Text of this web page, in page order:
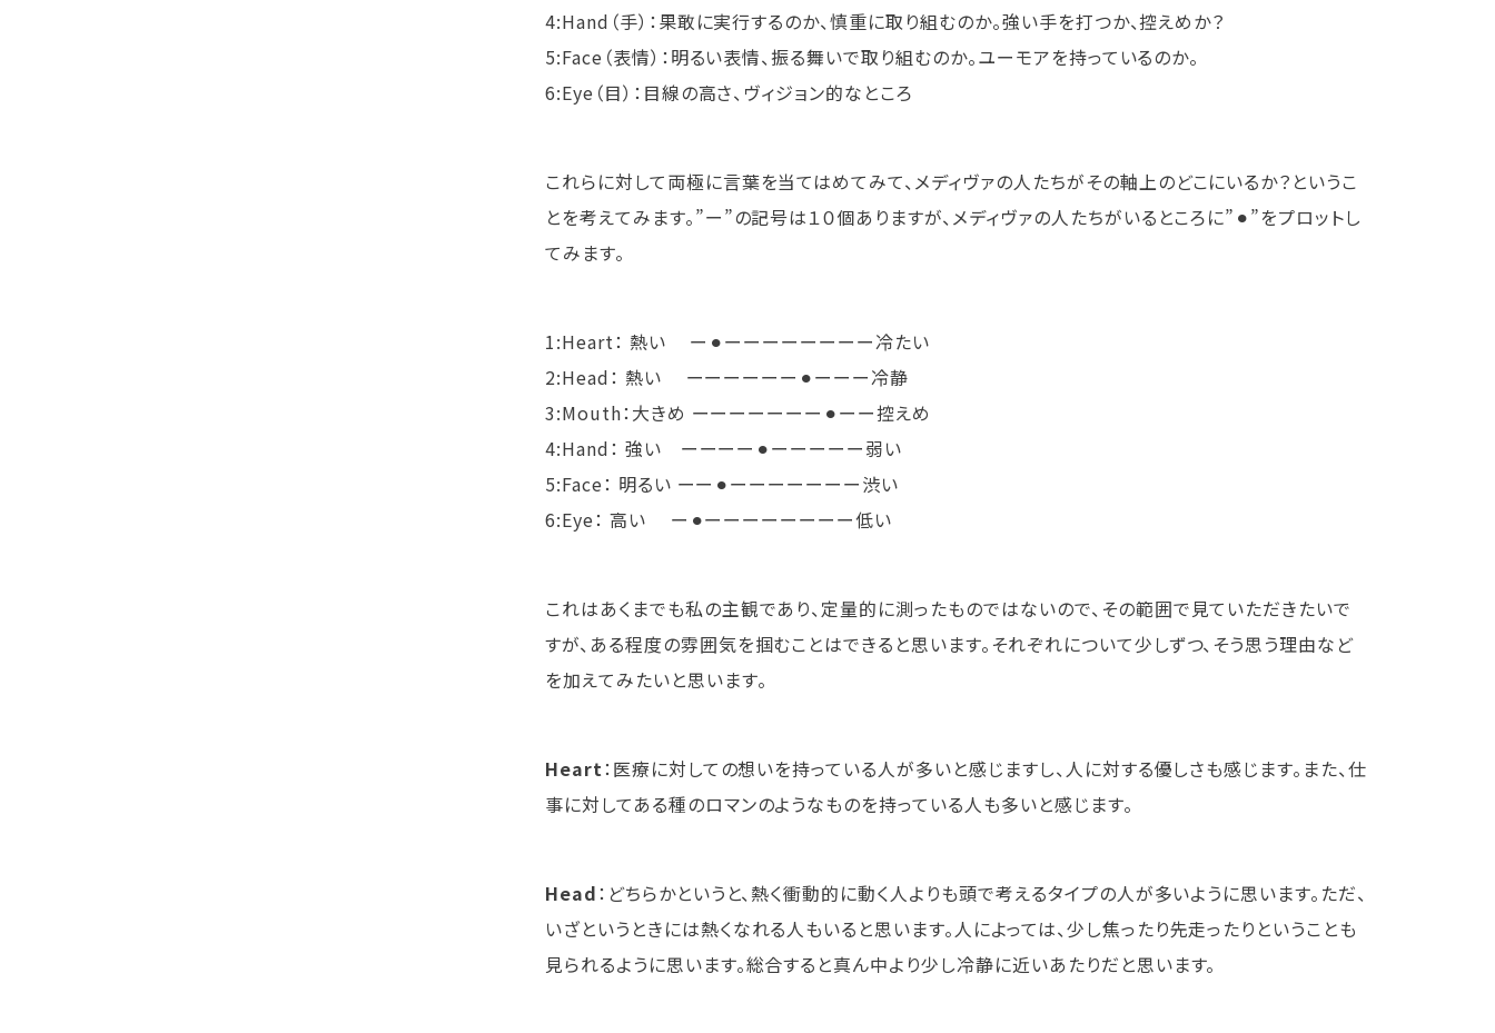
4:Hand（手）：果敢に実行するのか、慎重に取り組むのか。強い手を打つか、控えめか？
5:Face（表情）：明るい表情、振る舞いで取り組むのか。ユーモアを持っているのか。
6:Eye（目）：目線の高さ、ヴィジョン的なところ
これらに対して両極に言葉を当てはめてみて、メディヴァの人たちがその軸上のどこにいるか？というこ
とを考えてみます。”ー”の記号は１０個ありますが、メディヴァの人たちがいるところに”⚫︎”をプロットし
てみます。
1:Heart： 熱い ー⚫︎ーーーーーーーー冷たい
2:Head： 熱い ーーーーーー⚫︎ーーー冷静
3:Mouth：大きめ ーーーーーーー⚫︎ーー控えめ
4:Hand： 強い ーーーー⚫︎ーーーーー弱い
5:Face： 明るい ーー⚫︎ーーーーーーー渋い
6:Eye： 高い ー⚫︎ーーーーーーーー低い
これはあくまでも私の主観であり、定量的に測ったものではないので、その範囲で見ていただきたいで
すが、ある程度の雰囲気を掴むことはできると思います。それぞれについて少しずつ、そう思う理由など
を加えてみたいと思います。
Heart：医療に対しての想いを持っている人が多いと感じますし、人に対する優しさも感じます。また、仕
事に対してある種のロマンのようなものを持っている人も多いと感じます。
Head ：どちらかというと、熱く衝動的に動く人よりも頭で考えるタイプの人が多いように思います。ただ、
いざというときには熱くなれる人もいると思います。人によっては、少し焦ったり先走ったりということも
見られるように思います。総合すると真ん中より少し冷静に近いあたりだと思います。